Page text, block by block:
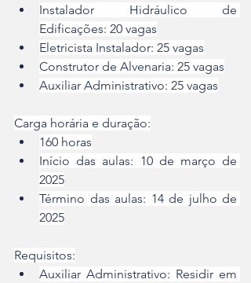
Instalador Hidráulico de
Edificações: 20 vagas
Eletricista Instalador: 25 vagas
Construtor de Alvenaria: 25 vagas
Auxiliar Administrativo: 25 vagas
Carga horária e duração:
160 horas
Início das aulas: 10 de março de
2025
Término das aulas: 14 de julho de
2025
Requisitos:
Auxiliar Administrativo: Residir em